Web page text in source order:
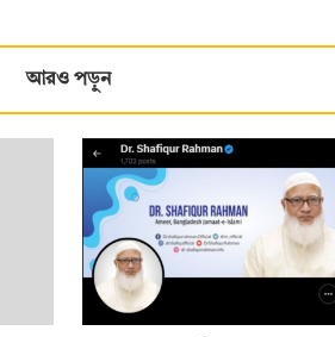
আরও পড়ুন